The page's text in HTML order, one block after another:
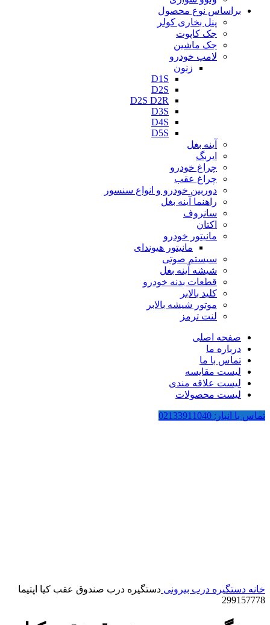
براساس نوع محصول
پنل بخاری کولر
جک کاپوت
جک ماشین
لامپ خودرو
زنون
D1S
D2S
D2S D2R
D3S
D4S
D5S
آینه بغل
ایربگ
چراغ خودرو
چراغ عقب
دوربین خودرو و انواع سنسور
راهنما آینه بغل
سانروف
اکتان
مانیتور خودرو
مانیتور هیوندای
سیستم صوتی
شیشه آینه بغل
قطعات بدنه خودرو
کلید بالابر
موتور شیشه بالابر
لنت ترمز
صفحه اصلی
درباره ما
تماس با ما
لیست مقایسه
لیست علاقه مندی
لیست محصولات
تماس با انبار: 02133911040
خانه دستگیره درب بیرونی دستگیره درب صندوق عقب کیا اپتیما
299157778